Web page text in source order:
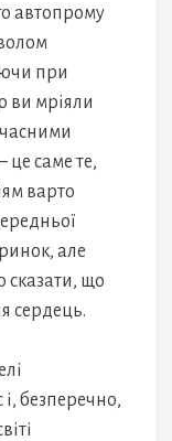
автопрому
при
ви мріяли
це саме те,
варто
але
сказати, що
сердець.
безперечно,